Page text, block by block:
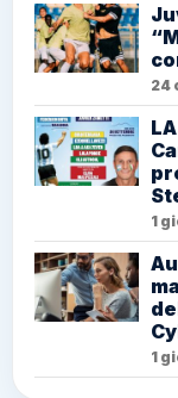
24
1
1